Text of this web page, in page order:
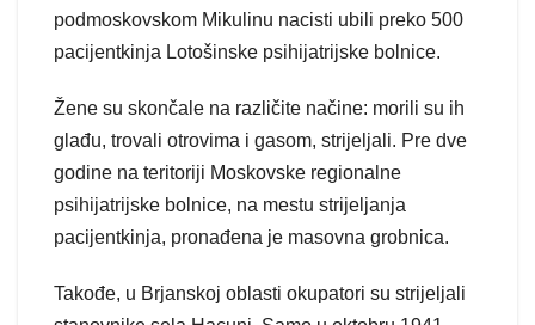
podmoskovskom Mikulinu nacisti ubili preko 500
pacijentkinja Lotošinske psihijatrijske bolnice.
Žene su skončale na različite načine: morili su ih
glađu, trovali otrovima i gasom, strijeljali. Pre dve
godine na teritoriji Moskovske regionalne
psihijatrijske bolnice, na mestu strijeljanja
pacijentkinja, pronađena je masovna grobnica.
Takođe, u Brjanskoj oblasti okupatori su strijeljali